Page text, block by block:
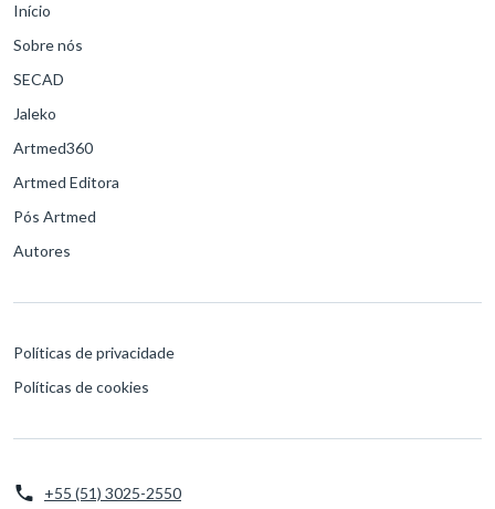
Início
Sobre nós
SECAD
Jaleko
Artmed360
Artmed Editora
Pós Artmed
Autores
Políticas de privacidade
Políticas de cookies
+55 (51) 3025-2550